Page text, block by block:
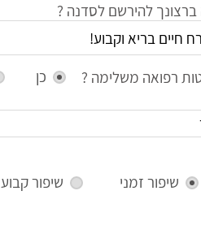
להירשם לסדנה ?
רפואה משלימה ? כן
שיפור זמני שיפור קבוע